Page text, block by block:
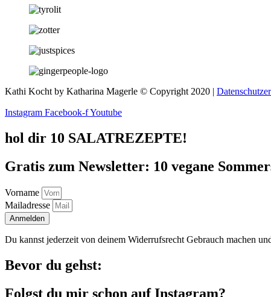
Kathi Kocht by Katharina Magerle © Copyright 2020 |
Instagram Facebook-fYoutube
hol dir 10 SALATREZEPTE!
Gratis zum Newsletter: 10 vegane
Vorname
Mailadresse
Anmelden
Du kannst jederzeit von deinem Widerrufsrecht Gebrauch machen
Bevor du gehst:
Folgst du mir schon auf Instagram?